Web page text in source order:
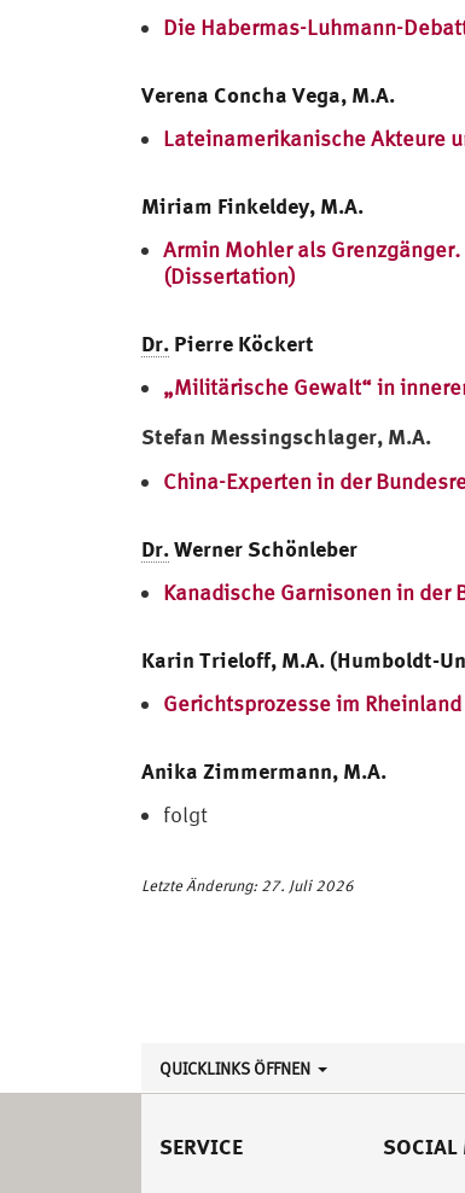
Die Habermas-Luhmann-
Verena Concha Vega, M.A.
Lateinamerikanische Akteure
Miriam Finkeldey, M.A.
Armin Mohler als
(Dissertation)
Dr. Pierre Köckert
„Militärische Gewalt“ in
Stefan Messingschlager, M.A.
China-Experten in der
Dr.Werner Schönleber
Kanadische Garnisonen in
Karin Trieloff, M.A. (Humboldt-
Gerichtsprozesse im
Anika Zimmermann, M.A.
folgt
Letzte Änderung: 27. Juli 2026
QUICKLINKS ÖFFNEN
SERVICE SOCIAL